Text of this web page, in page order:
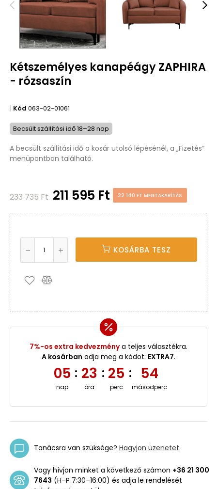
Kétszemélyes kanapéágy ZAPHIRA
- rózsaszín
Kód 063-02-01061
Becsült szállítási idő 18–28 nap
A becsült szállítási idő a kosár utolsó lépésénél, a „Fizetés“
menüpontban található.
233 735 Ft 211 595 Ft 22 140 FT MEGTAKARÍTÁS
KOSÁRBA TESZ
7%-os extra kedvezménya teljes választékra.
A kosárban adja meg a kódot: EXTRA7.
05
nap
: 23
óra
: 25
perc
: 53
másodperc
Tanácsra van szüksége? Hagyjon üzenetet.
Vagy hívjon minket a következő számon +36 21 300
7643 (H–P 7:30–16:00) és adja le rendelését